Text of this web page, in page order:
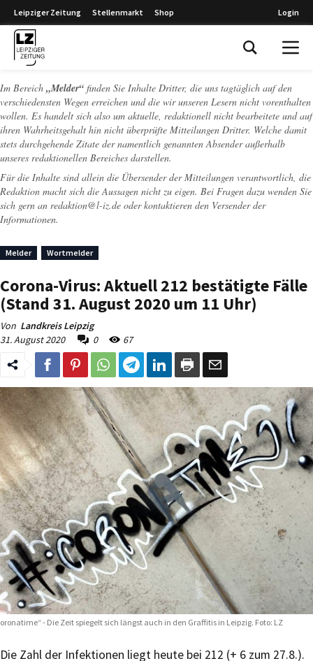
Leipziger Zeitung Stellenmarkt Shop Login
Im Bereich „Melder“ finden Sie Inhalte Dritter, die uns tagtäglich auf den
verschiedensten Wegen erreichen und die wir unseren Lesern nicht vorenthalten
wollen. Es handelt sich also um aktuelle, redaktionell nicht bearbeitete und auf
ihren Wahrheitsgehalt hin nicht überprüfte Mitteilungen Dritter. Welche damit
stets durchgehende Zitate der namentlich genannten Absender außerhalb
unseres redaktionellen Bereiches darstellen.
Für die Inhalte sind allein die Übersender der Mitteilungen verantwortlich, die
Redaktion macht sich die Aussagen nicht zu eigen. Bei Fragen dazu wenden Sie
sich gern an redaktion@l-iz.de oder kontaktieren den Versender der
Informationen.
Melder Wortmelder
Corona-Virus: Aktuell 212 bestätigte Fälle
(Stand 31. August 2020 um 11 Uhr)
Von Landkreis Leipzig
31. August 2020
0 67
- Die Zeit spiegelt sich längst auch in den Graffitis in Leipzig. Foto: LZ
Die Zahl der Infektionen liegt heute bei 212 (+ 6 zum 27.8.).